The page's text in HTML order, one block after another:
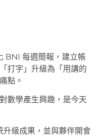
BNI 每週簡報，建立帳
打字」升級為「用講的
點。
數學產生興趣，是今天
級成果，並與夥伴開會